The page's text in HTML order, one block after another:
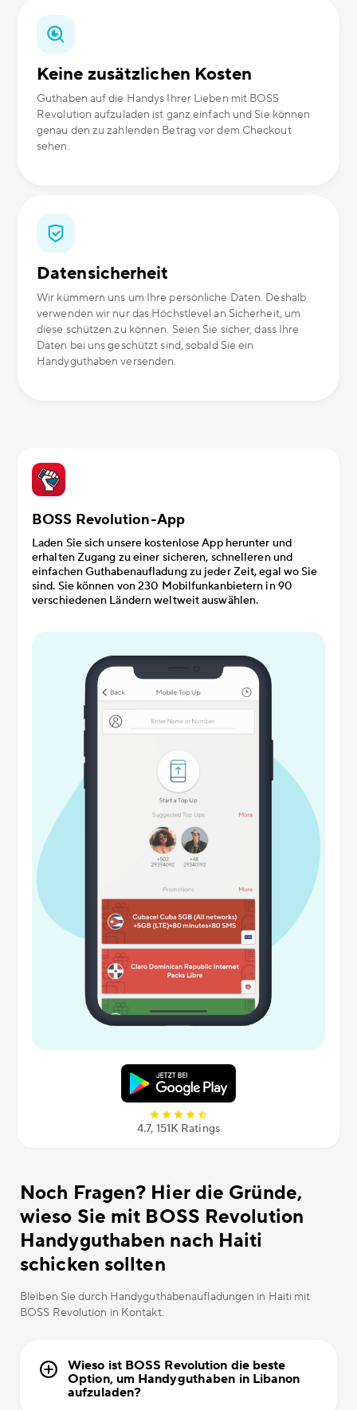
Keine zusätzlichen Kosten
Guthaben auf die Handys Ihrer Lieben mit BOSS
Revolution aufzuladen ist ganz einfach und Sie können
genau den zu zahlenden Betrag vor dem Checkout
sehen.
Datensicherheit
Wir kümmern uns um Ihre persönliche Daten. Deshalb
verwenden wir nur das Höchstlevel an Sicherheit, um
diese schützen zu können. Seien Sie sicher, dass Ihre
Daten bei uns geschützt sind, sobald Sie ein
Handyguthaben versenden.
BOSS Revolution-App
Laden Sie sich unsere kostenlose App herunter und
erhalten Zugang zu einer sicheren, schnelleren und
einfachen Guthabenaufladung zu jeder Zeit, egal wo Sie
sind. Sie können von 230 Mobilfunkanbietern in 90
verschiedenen Ländern weltweit auswählen.
4.7, 151К Ratings
Noch Fragen? Hier die Gründe,
wieso Sie mit BOSS Revolution
Handyguthaben nach Haiti
schicken sollten
Bleiben Sie durch Handyguthabenaufladungen in Haiti mit
BOSS Revolution in Kontakt.
Wieso ist BOSS Revolution die beste
Option, um Handyguthaben in Libanon
aufzuladen?